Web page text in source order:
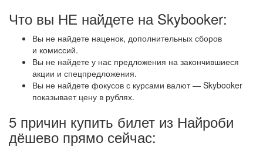
Что вы НЕ найдете на Skybooker:
Вы не найдете наценок, дополнительных сборов
и комиссий.
Вы не найдете у нас предложения на закончившиеся
акции и спецпредложения.
Вы не найдете фокусов с курсами валют — Skybooker
показывает цену в рублях.
5 причин купить билет из Найроби
дёшево прямо сейчас: